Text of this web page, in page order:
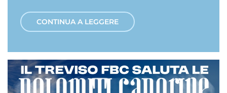
CONTINUA A LEGGERE